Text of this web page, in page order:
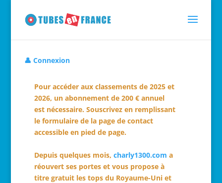
👤 Connexion
Pour accéder aux classements de 2025 et
2026, un abonnement de 200 € annuel
est nécessaire. Souscrivez en remplissant
le formulaire de la page de contact
accessible en pied de page.
Depuis quelques mois, charly1300.com a
réouvert ses portes et vous propose à
titre gratuit les tops du Royaume-Uni et